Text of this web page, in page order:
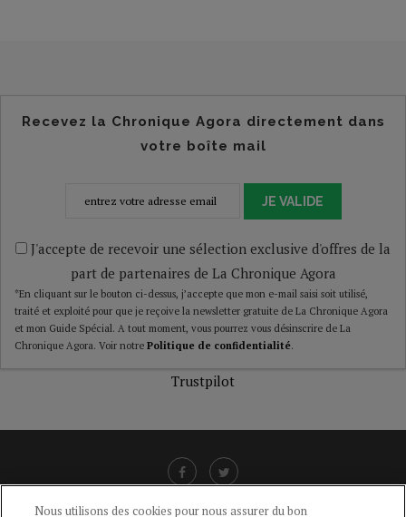
Recevez la Chronique Agora directement dans
votre boîte mail
JE VALIDE
J'accepte de recevoir une sélection exclusive d'offres de la
part de partenaires de La Chronique Agora
*En cliquant sur le bouton ci-dessus, j’accepte que mon e-mail saisi soit utilisé,
traité et exploité pour que je reçoive la newsletter gratuite de La Chronique Agora
et mon Guide Spécial. A tout moment, vous pourrez vous désinscrire de La
Chronique Agora. Voir notre Politique de confidentialité.
Trustpilot
Nous utilisons des cookies pour nous assurer du bon